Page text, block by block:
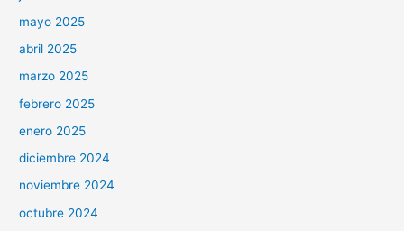
mayo 2025
abril 2025
marzo 2025
febrero 2025
enero 2025
diciembre 2024
noviembre 2024
octubre 2024